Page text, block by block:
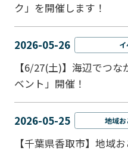
ク」を開催します！
2026-05-26
【6/27(土)】海辺でつ
ベント」開催！
2026-05-25 地域
【千葉県香取市】地域